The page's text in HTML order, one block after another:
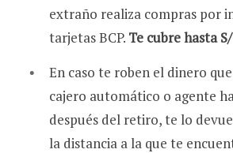
extraño realiza compras por
tarjetas BCP. Te cubre hasta
En caso te roben el dinero
cajero automático o agente
después del retiro, te lo
la distancia a la que te